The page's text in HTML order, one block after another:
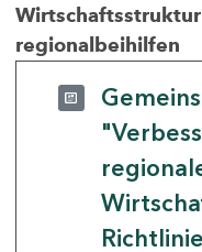
regionalbeihilfen